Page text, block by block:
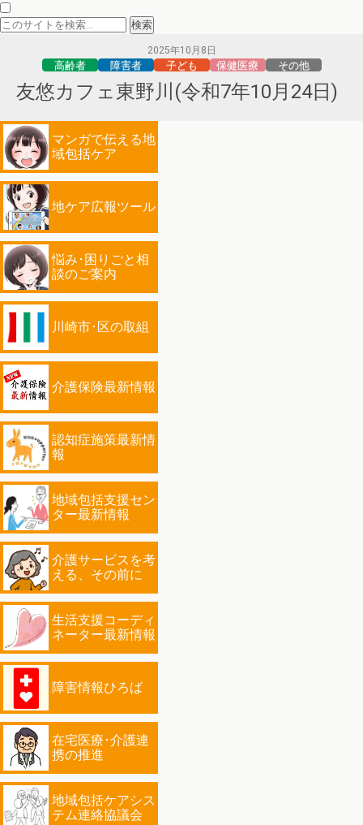
2025年10月8日
高齢者 障害者 子ども 保健医療 その他
友悠カフェ東野川(令和7年10月24日)
マンガで伝える地
域包括ケア
地ケア広報ツール
悩み･困りごと相
談のご案内
川崎市･区の取組
介護保険最新情報
認知症施策最新情
報
地域包括支援セン
ター最新情報
介護サービスを考
える、その前に
生活支援コーディ
ネーター最新情報
障害情報ひろば
在宅医療･介護連
携の推進
地域包括ケアシス
テム連絡協議会